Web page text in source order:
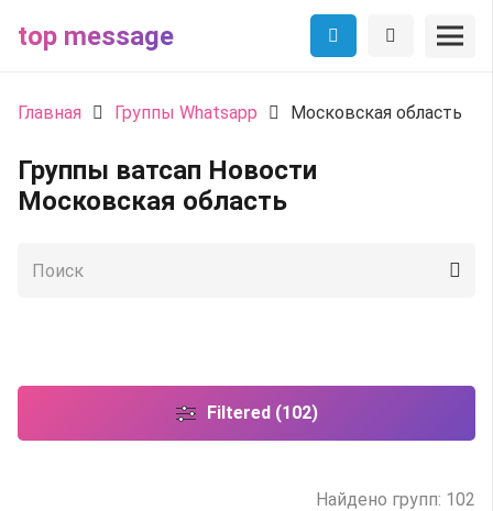
top message
Главная Группы Whatsapp Московская область
Группы ватсап Новости
Московская область
Filtered (102)
Найдено групп: 102